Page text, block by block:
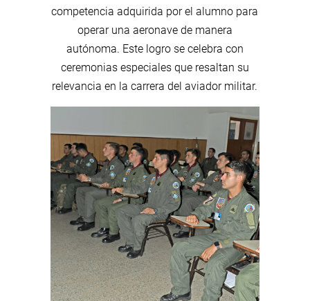
competencia adquirida por el alumno para
operar una aeronave de manera
autónoma. Este logro se celebra con
ceremonias especiales que resaltan su
relevancia en la carrera del aviador militar.